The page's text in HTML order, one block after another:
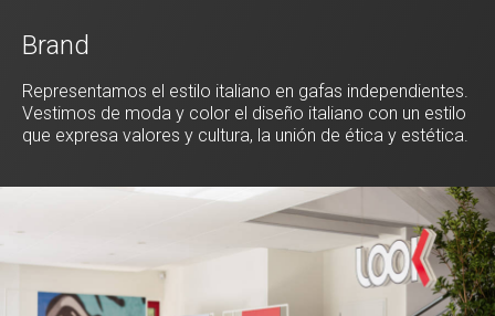
Brand
Representamos el estilo italiano en gafas independientes.
Vestimos de moda y color el diseño italiano con un estilo
que expresa valores y cultura, la unión de ética y estética.